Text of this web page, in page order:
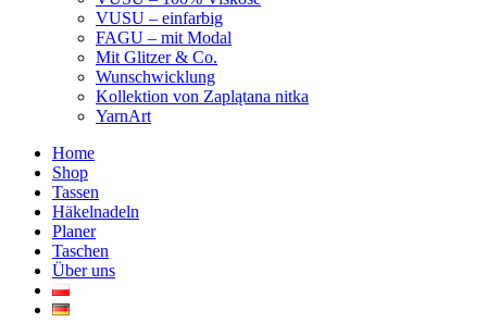
VUSU – einfarbig
FAGU – mit Modal
Mit Glitzer & Co.
Wunschwicklung
Kollektion von Zaplątana nitka
YarnArt
Home
Shop
Tassen
Häkelnadeln
Planer
Taschen
Über uns